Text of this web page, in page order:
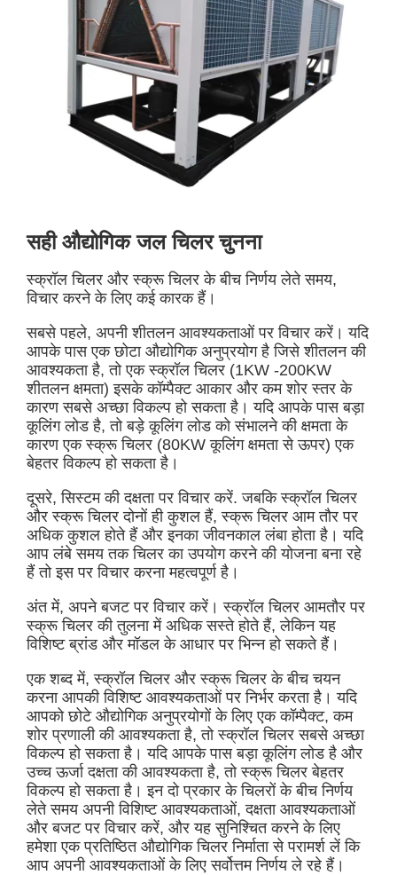
सही औद्योगिक जल चिलर चुनना
स्क्रॉल चिलर और स्क्रू चिलर के बीच निर्णय लेते समय,
विचार करने के लिए कई कारक हैं।
सबसे पहले, अपनी शीतलन आवश्यकताओं पर विचार करें। यदि
आपके पास एक छोटा औद्योगिक अनुप्रयोग है जिसे शीतलन की
आवश्यकता है, तो एक स्क्रॉल चिलर (1KW -200KW
शीतलन क्षमता) इसके कॉम्पैक्ट आकार और कम शोर स्तर के
कारण सबसे अच्छा विकल्प हो सकता है। यदि आपके पास बड़ा
कूलिंग लोड है, तो बड़े कूलिंग लोड को संभालने की क्षमता के
कारण एक स्क्रू चिलर (80KW कूलिंग क्षमता से ऊपर) एक
बेहतर विकल्प हो सकता है।
दूसरे, सिस्टम की दक्षता पर विचार करें. जबकि स्क्रॉल चिलर
और स्क्रू चिलर दोनों ही कुशल हैं, स्क्रू चिलर आम तौर पर
अधिक कुशल होते हैं और इनका जीवनकाल लंबा होता है। यदि
आप लंबे समय तक चिलर का उपयोग करने की योजना बना रहे
हैं तो इस पर विचार करना महत्वपूर्ण है।
अंत में, अपने बजट पर विचार करें। स्क्रॉल चिलर आमतौर पर
स्क्रू चिलर की तुलना में अधिक सस्ते होते हैं, लेकिन यह
विशिष्ट ब्रांड और मॉडल के आधार पर भिन्न हो सकते हैं।
एक शब्द में, स्क्रॉल चिलर और स्क्रू चिलर के बीच चयन
करना आपकी विशिष्ट आवश्यकताओं पर निर्भर करता है। यदि
आपको छोटे औद्योगिक अनुप्रयोगों के लिए एक कॉम्पैक्ट, कम
शोर प्रणाली की आवश्यकता है, तो स्क्रॉल चिलर सबसे अच्छा
विकल्प हो सकता है। यदि आपके पास बड़ा कूलिंग लोड है और
उच्च ऊर्जा दक्षता की आवश्यकता है, तो स्क्रू चिलर बेहतर
विकल्प हो सकता है। इन दो प्रकार के चिलरों के बीच निर्णय
लेते समय अपनी विशिष्ट आवश्यकताओं, दक्षता आवश्यकताओं
और बजट पर विचार करें, और यह सुनिश्चित करने के लिए
हमेशा एक प्रतिष्ठित औद्योगिक चिलर निर्माता से परामर्श लें कि
आप अपनी आवश्यकताओं के लिए सर्वोत्तम निर्णय ले रहे हैं।